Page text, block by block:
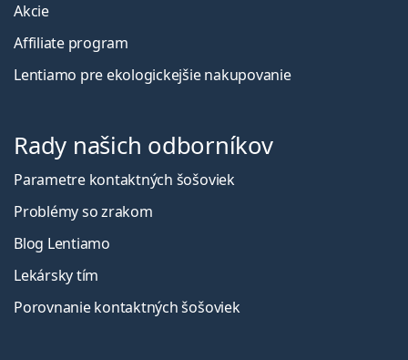
Akcie
Affiliate program
Lentiamo pre ekologickejšie nakupovanie
Rady našich odborníkov
Parametre kontaktných šošoviek
Problémy so zrakom
Blog Lentiamo
Lekársky tím
Porovnanie kontaktných šošoviek